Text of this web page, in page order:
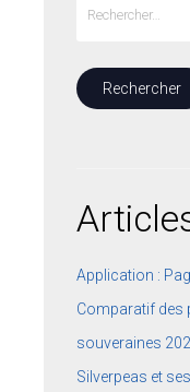
Application :
Comparatif des
souveraines
Silverpeas et